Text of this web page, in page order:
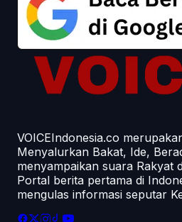
VOICEIndonesia.co
Menyalurkan Bakat, Ide,
menyampaikan suara Rakyat
Portal berita pertama di
mengulas informasi seputar